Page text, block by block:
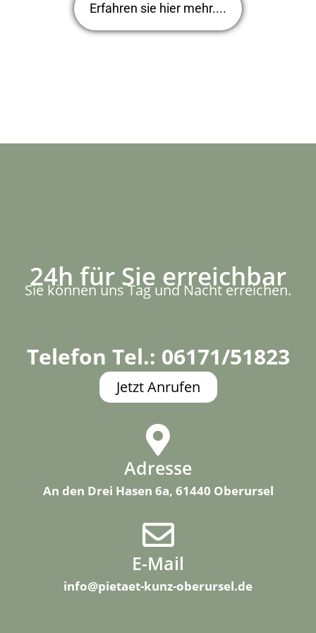
Erfahren sie hier mehr....
24h für Sie erreichbar
Sie können uns Tag und Nacht erreichen.
Telefon Tel.: 06171/51823
Jetzt Anrufen
Adresse
An den Drei Hasen 6a, 61440 Oberursel
E-Mail
info@pietaet-kunz-oberursel.de